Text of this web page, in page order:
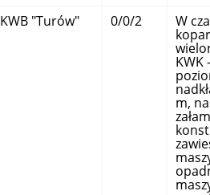
KWB "Turów" 0/0/2 W
KWK
m,